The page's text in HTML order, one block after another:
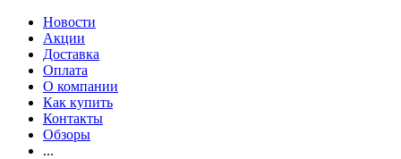
Новости
Акции
Доставка
Оплата
О компании
Как купить
Контакты
Обзоры
...